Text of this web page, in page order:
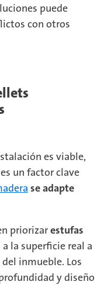
puede
con otros
es viable,
un factor clave
se adapte
priorizarestufas
la superficie real a
inmueble. Los
y diseño